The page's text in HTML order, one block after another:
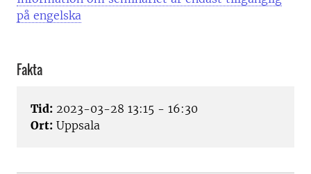
på engelska
Fakta
Tid: 2023-03-28 13:15 - 16:30
Ort: Uppsala